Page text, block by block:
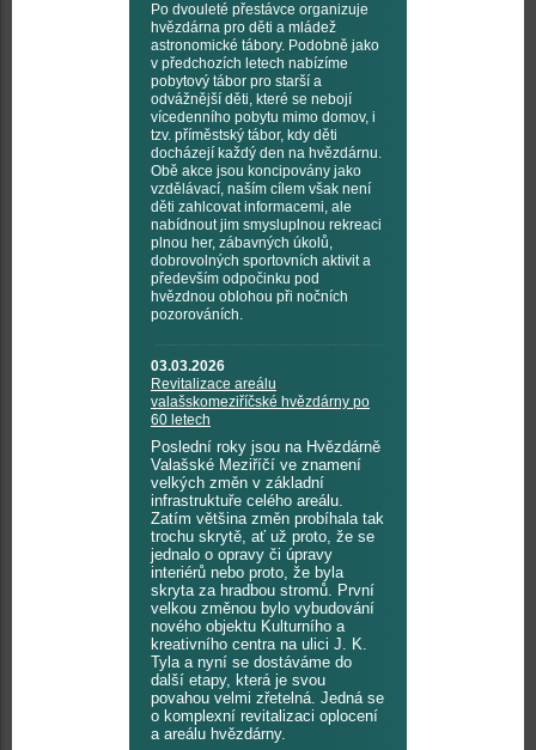
Po dvouleté přestávce organizuje
hvězdárna pro děti a mládež
astronomické tábory. Podobně jako
v předchozích letech nabízíme
pobytový tábor pro starší a
odvážnější děti, které se nebojí
vícedenního pobytu mimo domov, i
tzv. příměstský tábor, kdy děti
docházejí každý den na hvězdárnu.
Obě akce jsou koncipovány jako
vzdělávací, naším cílem však není
děti zahlcovat informacemi, ale
nabídnout jim smysluplnou rekreaci
plnou her, zábavných úkolů,
dobrovolných sportovních aktivit a
především odpočinku pod
hvězdnou oblohou při nočních
pozorováních.
03.03.2026
Revitalizace areálu
valašskomeziříčské hvězdárny po
60 letech
Poslední roky jsou na Hvězdárně
Valašské Meziříčí ve znamení
velkých změn v základní
infrastruktuře celého areálu.
Zatím většina změn probíhala tak
trochu skrytě, ať už proto, že se
jednalo o opravy či úpravy
interiérů nebo proto, že byla
skryta za hradbou stromů. První
velkou změnou bylo vybudování
nového objektu Kulturního a
kreativního centra na ulici J. K.
Tyla a nyní se dostáváme do
další etapy, která je svou
povahou velmi zřetelná. Jedná se
o komplexní revitalizaci oplocení
a areálu hvězdárny.